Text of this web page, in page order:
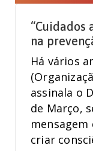
“Cuidados
na
Há vários
assinala o
de Março,
criar